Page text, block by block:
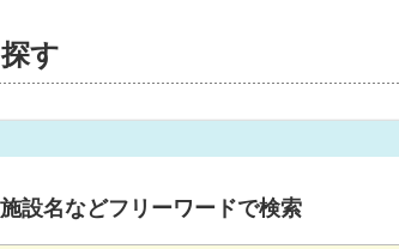
す
設名などフリーワードで検索